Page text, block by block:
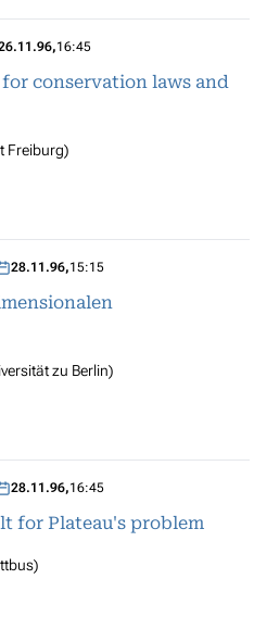
,16:45
conservation laws and
Freiburg)
28.11.96,15:15
zu Berlin)
28.11.96,16:45
for Plateau's problem